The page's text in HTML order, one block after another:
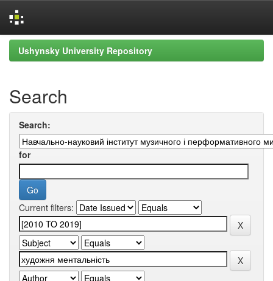
Skip
navigation
Ushynsky University Repository
Search
Search:
for
Current filters: